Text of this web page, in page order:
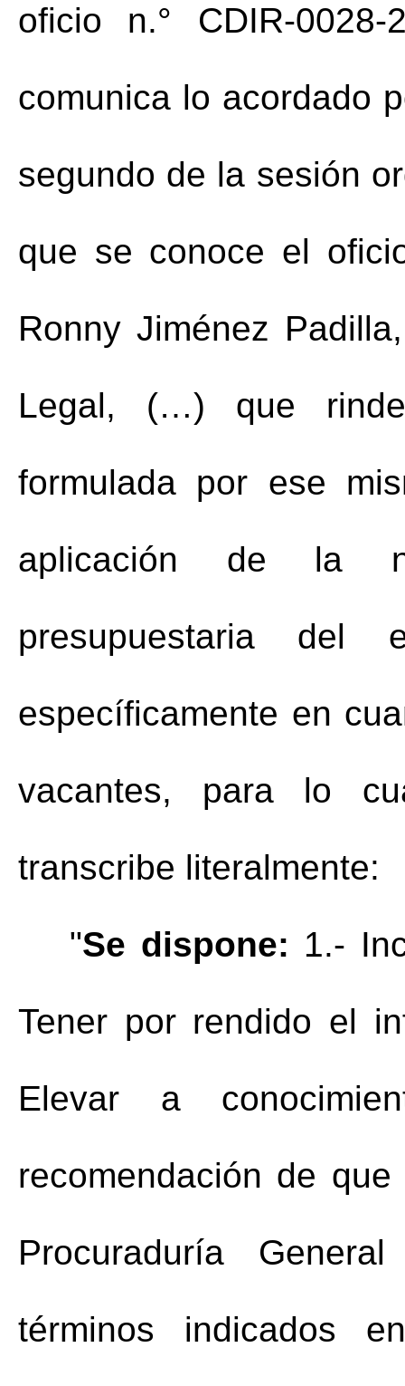
oficio n.° CDIR-
comunica lo acordado
segundo de la sesión
Ronny Jiménez
Legal, (…) que
formulada por ese
aplicación de la
presupuestaria del
específicamente en
vacantes, para lo
transcribe literalmente:
"Se dispone: 1.-
Tener por rendido el
Elevar a
recomendación de
Procuraduría
términos indicados